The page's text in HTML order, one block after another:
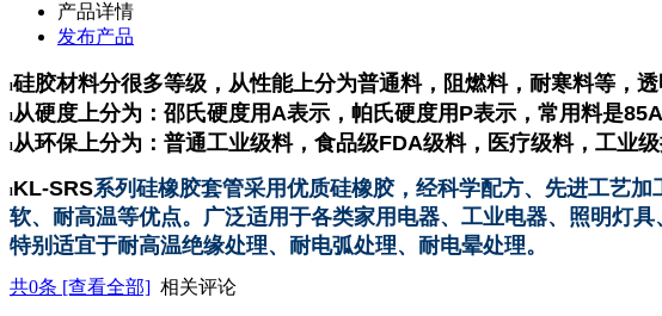
产品详情
发布产品
l硅胶材料分很多等级，从性能上分为普通料，阻燃料，耐寒料等，透
l从硬度上分为：邵氏硬度用A表示，帕氏硬度用 P表示，常用料是
l从环保上分为：普通工业级料，食品级FDA级料，医疗级料，工业
lKL-SRS系列硅橡胶套管采用优质硅橡胶，经科学配方、先进工艺加
软、耐高温等优点。广泛适用于各类家用电器、工业电器、照明灯具
特别适宜于耐高温绝缘处理、耐电弧处理、耐电晕处理。
共0条 [查看全部] 相关评论